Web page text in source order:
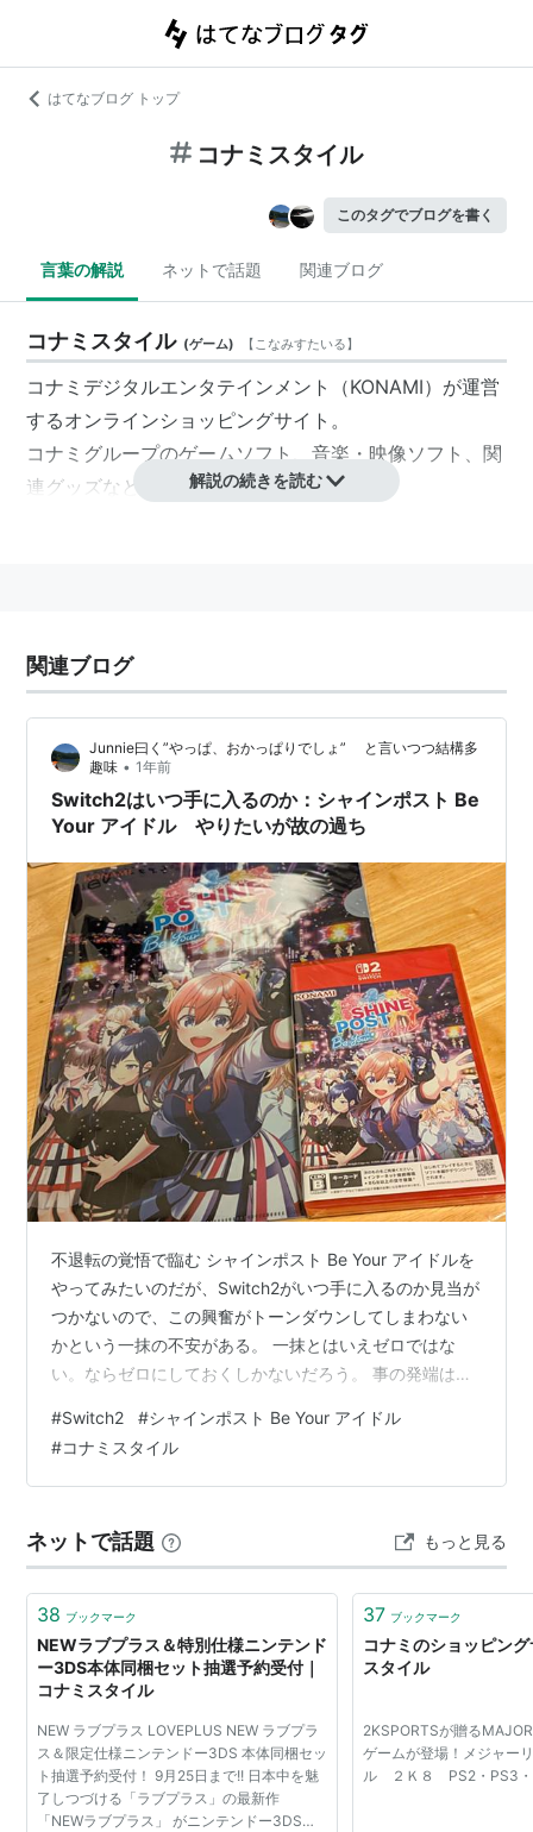
はてなブログ トップ
コナミスタイル
このタグでブログを書く
言葉の解説 ネットで話題 関連ブログ
コナミスタイル (ゲーム) 【こなみすたいる】
コナミデジタルエンタテインメント（KONAMI）が運営
するオンラインショッピングサイト。
コナミグループのゲームソフト、音楽・映像ソフト、関
連グッズなどを取り扱っている。
ていたりする。
2010年7月23日に、東京都港区赤坂の東京ミッドタウン
にコナミスタイルの実店舗が開店したが、2014年12月
30日をもって閉店した。
解説の続きを読む
関連ブログ
Junnie曰く”やっぱ、おかっぱりでしょ” と言いつつ結構多
趣味 • 1年前
Switch2はいつ手に入るのか：シャインポスト Be
Your アイドル やりたいが故の過ち
不退転の覚悟で臨む シャインポスト Be Your アイドルを
やってみたいのだが、Switch2がいつ手に入るのか見当が
つかないので、この興奮がトーンダウンしてしまわない
かという一抹の不安がある。 一抹とはいえゼロではな
い。ならゼロにしておくしかないだろう。 事の発端は目
仕事が忙しく、少しできた時間は釣りかバイクに使って
いた。 Nitendo機に全く興味がなく、かつここ数年は
PS4にも触っていないゲームとは無縁の日々だった。６
並んでいる中から目に入ったショート。 クリックしてみ
たら「シャイ…
#Switch2 #シャインポスト Be Your アイドル
#コナミスタイル
ネットで話題 もっと見る
38 ブックマーク
NEWラブプラス＆特別仕様ニンテンド
ー3DS本体同梱セット抽選予約受付｜
コナミスタイル
NEW ラブプラス LOVEPLUS NEW ラブプラ
ス＆限定仕様ニンテンドー3DS 本体同梱セッ
ト抽選予約受付！ 9月25日まで!! 日本中を魅
了しつづける「ラブプラス」の最新作
「NEWラブプラス」 がニンテンドー3DSで
37 ブックマーク
コナミのショッピン
スタイル
2KSPORTSが贈る
ゲームが登場！メジャー
ル ２Ｋ８ PS2・PS3